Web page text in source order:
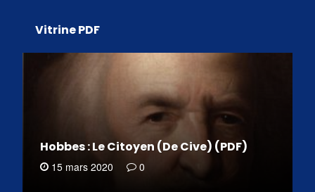
Vitrine PDF
Hobbes : Le Citoyen (De Cive) (PDF)
15 mars 2020 0